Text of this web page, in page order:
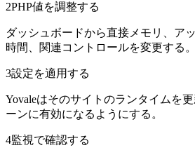
2PHP値を調整する
ダッシュボードから直接メモリ、ア
時間、関連コントロールを変更する。
3設定を適用する
Yovaleはそのサイトのランタイムを
ーンに有効になるようにする。
4監視で確認する